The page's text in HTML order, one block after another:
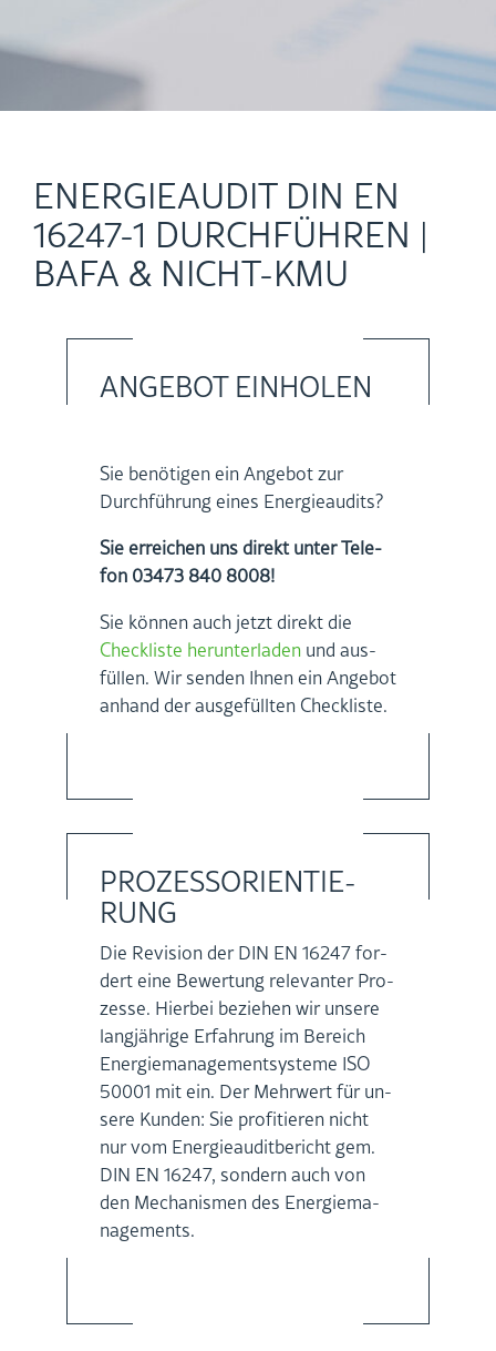
EN­ER­GIE­AU­DIT DIN EN
16247-1 DURCH­FÜH­REN |
BAFA & NICHT-KMU
AN­GE­BOT EIN­HO­LEN
Sie be­nö­ti­gen ein An­ge­bot zur
Durch­füh­rung eines En­er­gie­au­dits?
Sie er­rei­chen uns di­rekt unter Te­le­
fon 03473 840 8008!
Sie kön­nen auch jetzt di­rekt die
Check­lis­te her­un­ter­la­den und aus­
fül­len. Wir sen­den Ihnen ein An­ge­bot
an­hand der aus­ge­füll­ten Check­lis­te.
PRO­ZESS­ORI­EN­TIE­
RUNG
Die Re­vi­si­on der DIN EN 16247 for­
dert eine Be­wer­tung re­le­van­ter Pro­
zes­se. Hier­bei be­zie­hen wir un­se­re
lang­jäh­ri­ge Er­fah­rung im Be­reich
En­er­gie­ma­nage­ment­sys­te­me ISO
50001 mit ein. Der Mehr­wert für un­
se­re Kun­den: Sie pro­fi­tie­ren nicht
nur vom En­er­gie­au­dit­be­richt gem.
DIN EN 16247, son­dern auch von
den Me­cha­nis­men des En­er­gie­ma­
nage­ments.